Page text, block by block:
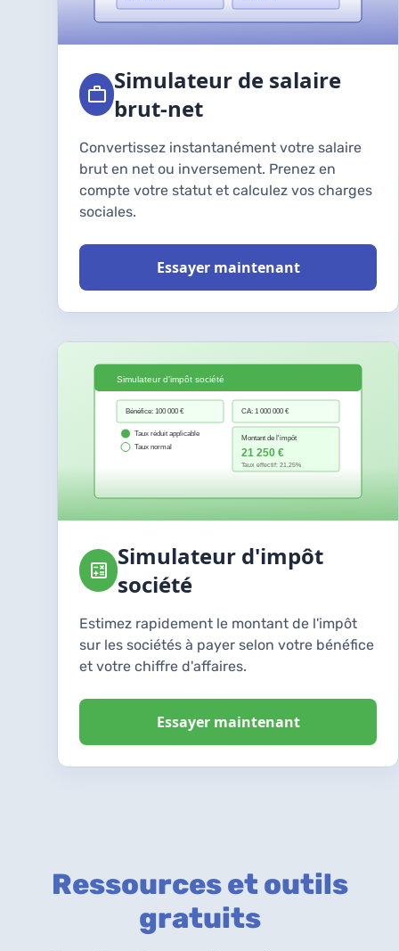
Simulateur de salaire
brut-net
Convertissez instantanément votre salaire
brut en net ou inversement. Prenez en
compte votre statut et calculez vos charges
sociales.
Essayer maintenant
Simulateur d'impôt
société
Estimez rapidement le montant de l'impôt
sur les sociétés à payer selon votre bénéfice
et votre chiffre d'affaires.
Essayer maintenant
Ressources et outils
gratuits